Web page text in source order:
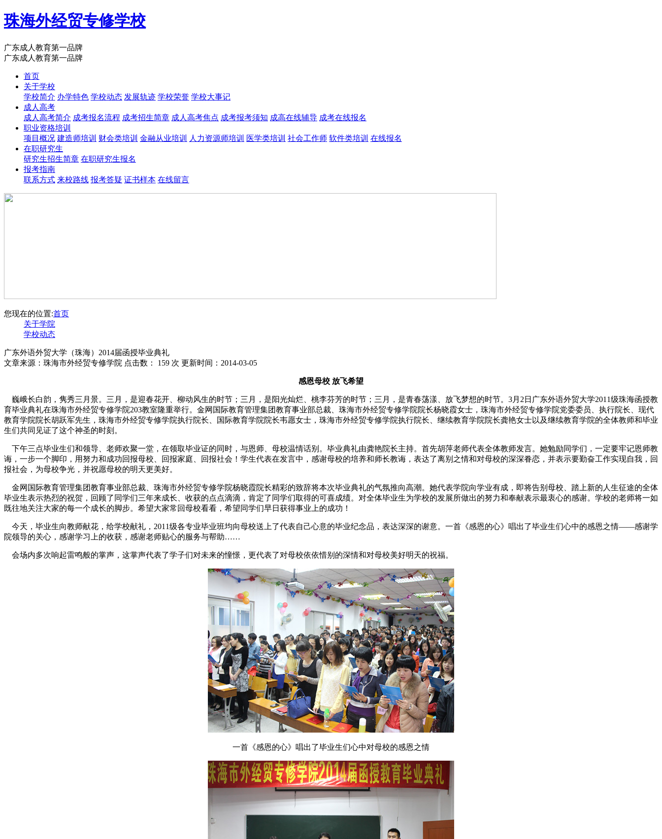
珠海外经贸专修学校
广东成人教育第一品牌
广东成人教育第一品牌
首页
关于学校
学校简介 办学特色 学校动态 发展轨迹 学校荣誉 学校大事记
成人高考
成人高考简介 成考报名流程 成考招生简章 成人高考焦点 成考报考须知 成高在线辅导 成考在线报名
职业资格培训
项目概况 建造师培训 财会类培训 金融从业培训 人力资源师培训 医学类培训 社会工作师 软件类培训 在线报名
在职研究生
研究生招生简章 在职研究生报名
报考指南
联系方式 来校路线 报考答疑 证书样本 在线留言
您现在的位置:首页
关于学院
学校动态
广东外语外贸大学（珠海）2014届函授毕业典礼
文章来源：珠海市外经贸专修学院 点击数： 159 次 更新时间：2014-03-05
感恩母校 放飞希望
巍峨长白韵，隽秀三月景。三月，是迎春花开、柳动风生的时节；三月，是阳光灿烂、桃李芬芳的时节；三月，是青春荡漾、放飞梦想的时节。3月2日广东外语外贸大学2011级珠海函授教
育毕业典礼在珠海市外经贸专修学院203教室隆重举行。金网国际教育管理集团教育事业部总裁、珠海市外经贸专修学院院长杨晓霞女士，珠海市外经贸专修学院党委委员、执行院长、现代
教育学院院长胡跃军先生，珠海市外经贸专修学院执行院长、国际教育学院院长韦愿女士，珠海市外经贸专修学院执行院长、继续教育学院院长龚艳女士以及继续教育学院的全体教师和毕业
生们共同见证了这个神圣的时刻。
下午三点毕业生们和领导、老师欢聚一堂，在领取毕业证的同时，与恩师、母校温情话别。毕业典礼由龚艳院长主持。首先胡萍老师代表全体教师发言。她勉励同学们，一定要牢记恩师教
诲，一步一个脚印，用努力和成功回报母校、回报家庭、回报社会！学生代表在发言中，感谢母校的培养和师长教诲，表达了离别之情和对母校的深深眷恋，并表示要勤奋工作实现自我，回
报社会，为母校争光，并祝愿母校的明天更美好。
金网国际教育管理集团教育事业部总裁、珠海市外经贸专修学院杨晓霞院长精彩的致辞将本次毕业典礼的气氛推向高潮。她代表学院向学业有成，即将告别母校、踏上新的人生征途的全体
毕业生表示热烈的祝贺，回顾了同学们三年来成长、收获的点点滴滴，肯定了同学们取得的可喜成绩。对全体毕业生为学校的发展所做出的努力和奉献表示最衷心的感谢。学校的老师将一如
既往地关注大家的每一个成长的脚步。希望大家常回母校看看，希望同学们早日获得事业上的成功！
今天，毕业生向教师献花，给学校献礼，2011级各专业毕业班均向母校送上了代表自己心意的毕业纪念品，表达深深的谢意。一首《感恩的心》唱出了毕业生们心中的感恩之情——感谢学
院领导的关心，感谢学习上的收获，感谢老师贴心的服务与帮助……
会场内多次响起雷鸣般的掌声，这掌声代表了学子们对未来的憧憬，更代表了对母校依依惜别的深情和对母校美好明天的祝福。
一首《感恩的心》唱出了毕业生们心中对母校的感恩之情